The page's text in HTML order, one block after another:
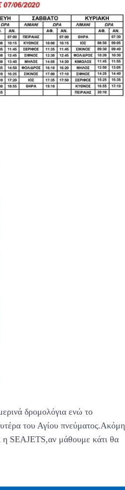
δρομολόγια ενώ το
του Αγίου πνεύματος.Ακόμη
η SEAJETS,αν μάθουμε κάτι θα